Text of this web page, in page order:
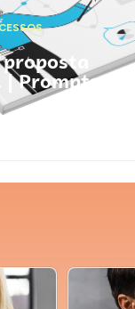
proposta
| Prompts